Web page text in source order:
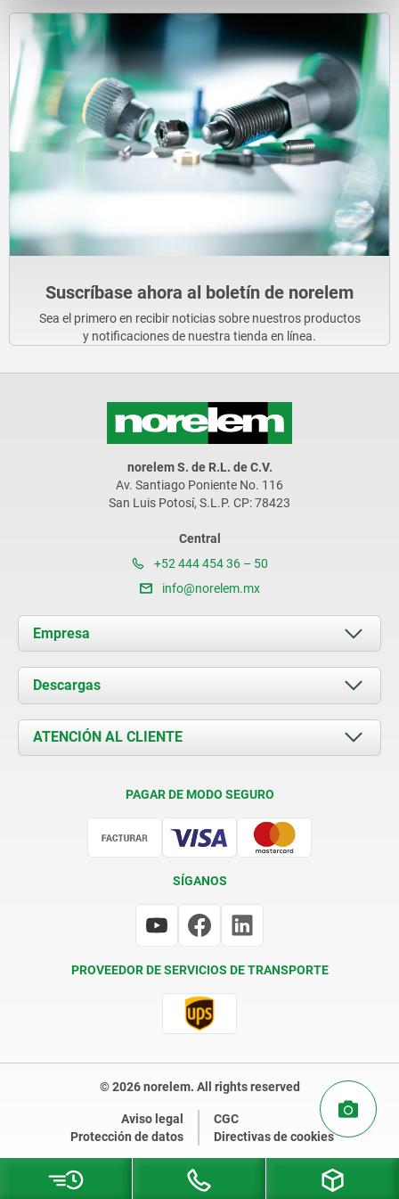
Suscríbase ahora al boletín de norelem
Sea el primero en recibir noticias sobre nuestros productos
y notificaciones de nuestra tienda en línea.
norelem S. de R.L. de C.V.
Av. Santiago Poniente No. 116
San Luis Potosí, S.L.P. CP: 78423
Central
+52 444 454 36 – 50
info@norelem.mx
Empresa
Acerca de nosotros
Novedades
Contacto
Descargas
Documents
ATENCIÓN AL CLIENTE
PAGAR DE MODO SEGURO
SÍGANOS
PROVEEDOR DE SERVICIOS DE TRANSPORTE
© 2026 norelem. All rights reserved
Aviso legal
CGC
Protección de datos
Directivas de cookies